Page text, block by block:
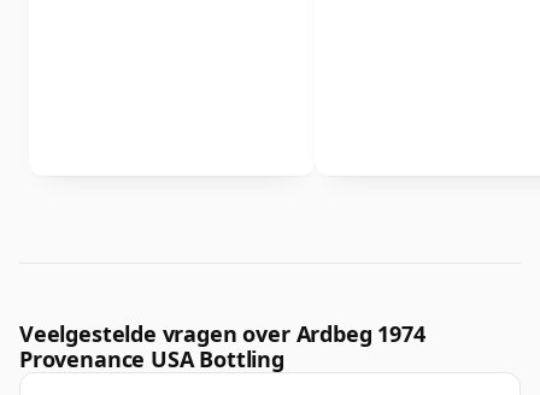
Veelgestelde vragen over Ardbeg 1974
Provenance USA Bottling